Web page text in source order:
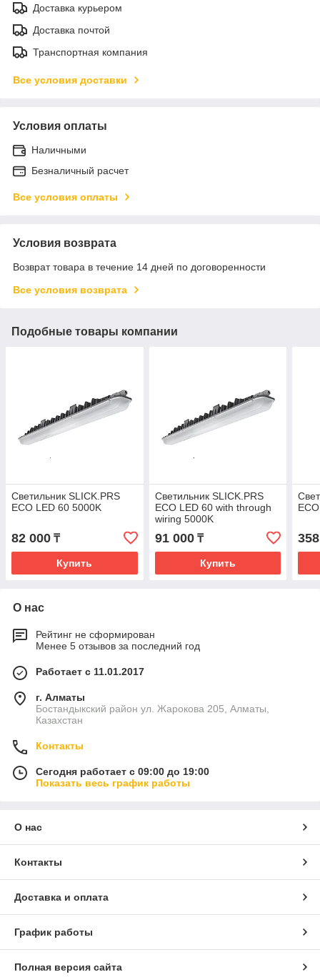
Доставка курьером
Доставка почтой
Транспортная компания
Все условия доставки
Условия оплаты
Наличными
Безналичный расчет
Все условия оплаты
Условия возврата
Возврат товара в течение 14 дней по договоренности
Все условия возврата
Подобные товары компании
Светильник SLICK.PRS
ECO LED 60 5000K
82 000 ₸
Купить
Светильник SLICK.PRS
ECO LED 60 with through
wiring 5000K
91 000₸
Купить
О нас
Рейтинг не сформирован
Менее 5 отзывов за последний год
Работает с 11.01.2017
г. Алматы
Бостандыкский район ул. Жарокова 205, Алматы,
Казахстан
Контакты
Сегодня работает с 09:00 до 19:00
Показать весь график работы
О нас
Контакты
Доставка и оплата
График работы
Полная версия сайта